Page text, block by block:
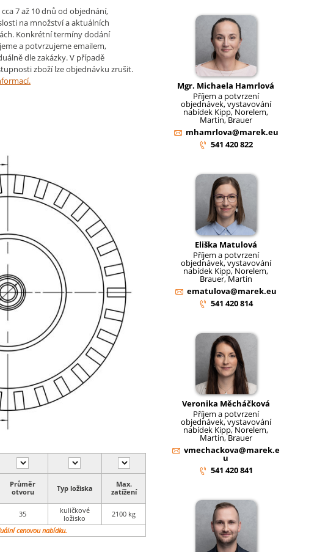
cca 7 až 10 dnů od objednání,
na množství a aktuálních
Konkrétní termíny dodání
a potvrzujeme emailem,
dle zakázky. V případě
zboží lze objednávku zrušit.
Průměr
otvoru
Typ ložiska
Max.
zatížení
35
kuličkové
ložisko
2100 kg
cenovou nabídku.
Mgr. Michaela Hamrlová
Příjem a potvrzení
objednávek, vystavování
nabídek Kipp, Norelem,
Martin, Brauer
mhamrlova@marek.eu
541 420 822
Eliška Matulová
Příjem a potvrzení
objednávek, vystavování
nabídek Kipp, Norelem,
Brauer, Martin
ematulova@marek.eu
541 420 814
Veronika Měcháčková
Příjem a potvrzení
objednávek, vystavování
nabídek Kipp, Norelem,
Martin, Brauer
vmechackova@marek.e
u
541 420 841